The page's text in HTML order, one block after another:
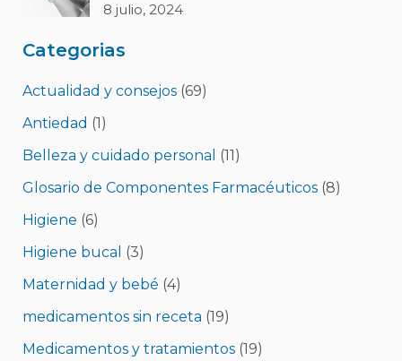
8 julio, 2024
Categorias
Actualidad y consejos(69)
Antiedad (1)
Belleza y cuidado personal (11)
Glosario de Componentes Farmacéuticos(8)
Higiene (6)
Higiene bucal (3)
Maternidad y bebé (4)
medicamentos sin receta (19)
Medicamentos y tratamientos(19)